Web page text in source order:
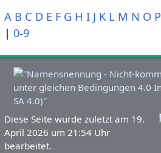
A B C D E F G H I J K L M N O P
| 0-9
Diese Seite wurde zuletzt am 19.
April 2026 um 21:54 Uhr
bearbeitet.